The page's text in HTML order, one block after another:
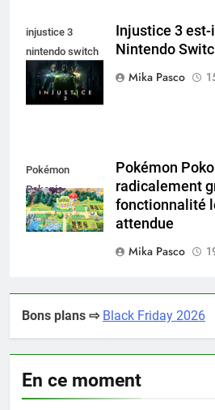
injustice 3
nintendo switch
Injustice 3
Nintendo
Mika Pasco
Pokémon
Pokopia
Pokémon
radicalement
fonctionnalité
attendue
Mika Pasco
Bons plans ⇨ Black Friday 2026
En ce moment